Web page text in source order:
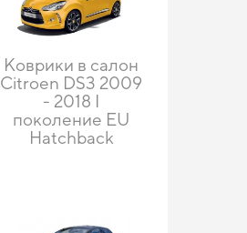
Коврики в салон
Citroen DS3 2009
- 2018 I
поколение EU
Hatchback